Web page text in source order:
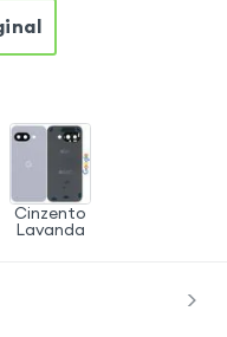
Cinzento
Lavanda